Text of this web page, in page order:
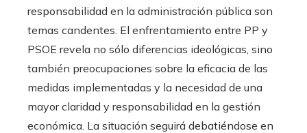
responsabilidad en la administración pública son
temas candentes. El enfrentamiento entre PP y
PSOE revela no sólo diferencias ideológicas, sino
también preocupaciones sobre la eficacia de las
medidas implementadas y la necesidad de una
mayor claridad y responsabilidad en la gestión
económica. La situación seguirá debatiéndose en